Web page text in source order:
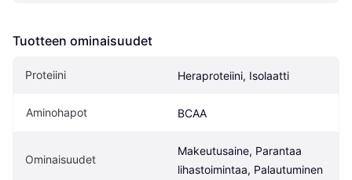
Tuotteen ominaisuudet
Proteiini Heraproteiini, Isolaatti
Aminohapot BCAA
Ominaisuudet
Makeutusaine, Parantaa
lihastoimintaa, Palautuminen